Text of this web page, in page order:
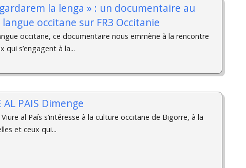
la lenga » : un documentaire au
occitane sur FR3 Occitanie
occitane, ce documentaire nous emmène à la rencontre
qui s’engagent à la...
AL PAIS Dimenge
al País s’intéresse à la culture occitane de Bigorre, à la
et ceux qui...